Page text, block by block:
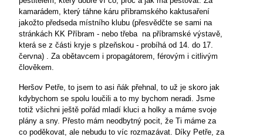
kamarádem, který táhne káru příbramského kaktusaření
jakožto předseda místního klubu (přesvědčte se sami na
stránkách KK Příbram - nebo třeba na příbramské výstavě,
která se z části kryje s plzeňskou - probíhá od 14. do 17.
června) . Za obětavcem i propagátorem, férovým i citlivým
člověkem.
Heršov Petře, to jsem to asi ňák přehnal, to už je skoro jak
kdybychom se spolu loučili a to my bychom neradi. Jsme
totiž všichni ještě pořád mladí kluci a holky a máme svoje
plány a sny. Přesto mám neodbytný pocit, že Ti máme za
co poděkovat, ale nebudu to víc rozmazávat. Díky Petře, za